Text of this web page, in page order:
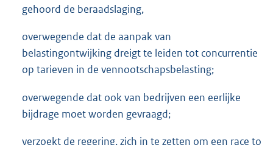
gehoord de beraadslaging,
overwegende dat de aanpak van
belastingontwijking dreigt te leiden tot concurrentie
op tarieven in de vennootschapsbelasting;
overwegende dat ook van bedrijven een eerlijke
bijdrage moet worden gevraagd;
verzoekt de regering, zich in te zetten om een race to